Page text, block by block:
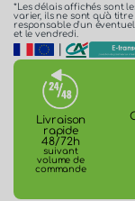
*Les délais affichés sont
varier, ils ne sont qu'à
responsable d'un
et le vendredi.
Livraison
rapide
48/72h
suivant
volume de
commande